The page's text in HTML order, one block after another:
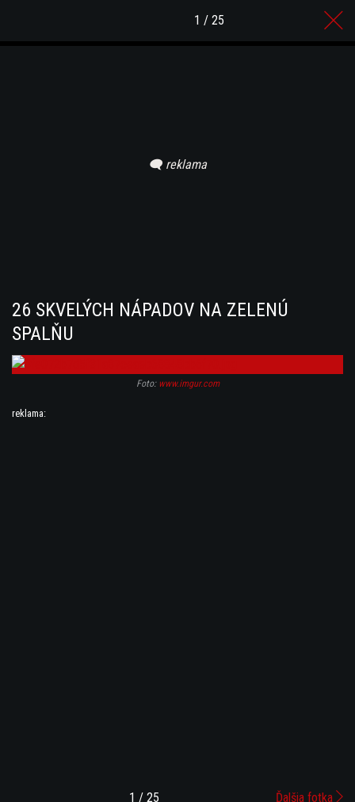
1 / 25
26 SKVELÝCH NÁPADOV NA ZELENÚ
SPALŇU
Foto: www.imgur.com
reklama:
1 / 25 Ďalšia fotka